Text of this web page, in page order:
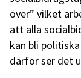
över” vilket
att alla
kan bli
därför ser det